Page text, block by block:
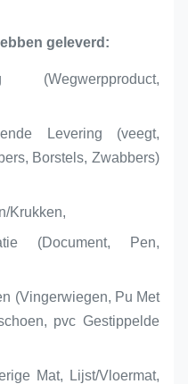
geleverd:
Levering (veegt,
Borstels, Zwabbers)
Krukken,
(Document, Pen,
(Vingerwiegen, Pu Met
pvc Gestippelde
Mat, Lijst/Vloermat,